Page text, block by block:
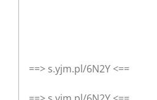
==> s.yjm.pl/6N2Y <==